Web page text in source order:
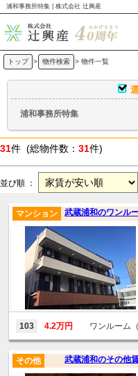
浦和事務所特集 | 株式会社 辻興産
トップ > 物件検索 > 物件一覧
浦和事務所特集
31件 (総物件数： 31件)
並び順 ：
武蔵浦和のワンル
マンション
103 4.2万円 ワンルーム
武蔵浦和のその他
その他